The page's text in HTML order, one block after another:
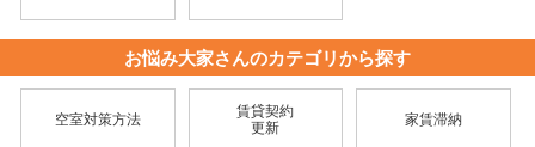
お悩み大家さんのカテゴリから探す
空室対策方法
賃貸契約
更新
家賃滞納